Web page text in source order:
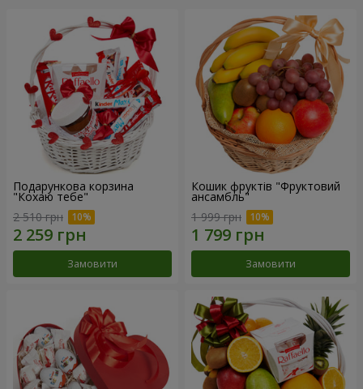
Подарункова корзина
"Кохаю тебе"
2 510 грн
Замовити
Кошик фруктів "Фруктовий
ансамбль"
1 999 грн
Замовити